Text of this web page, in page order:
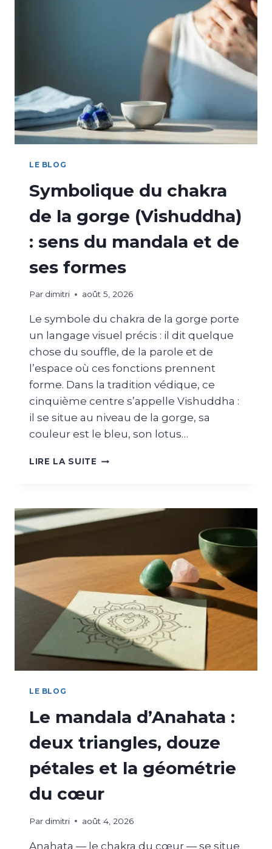
LE BLOG
Symbolique du chakra
de la gorge (Vishuddha)
: sens du mandala et de
ses formes
Par dimitri août 5, 2026
Le symbole du chakra de la gorge porte
un langage visuel précis : il dit quelque
chose du souffle, de la parole et de
l’espace où ces fonctions prennent
forme. Dans la tradition védique, ce
cinquième centre s’appelle Vishuddha :
il se situe au niveau de la gorge, sa
couleur est le bleu, son lotus…
LIRE LA SUITE
LE BLOG
Le mandala d’Anahata :
deux triangles, douze
pétales et la géométrie
du cœur
Par dimitri août 4, 2026
Anahata — le chakra du cœur — se situe